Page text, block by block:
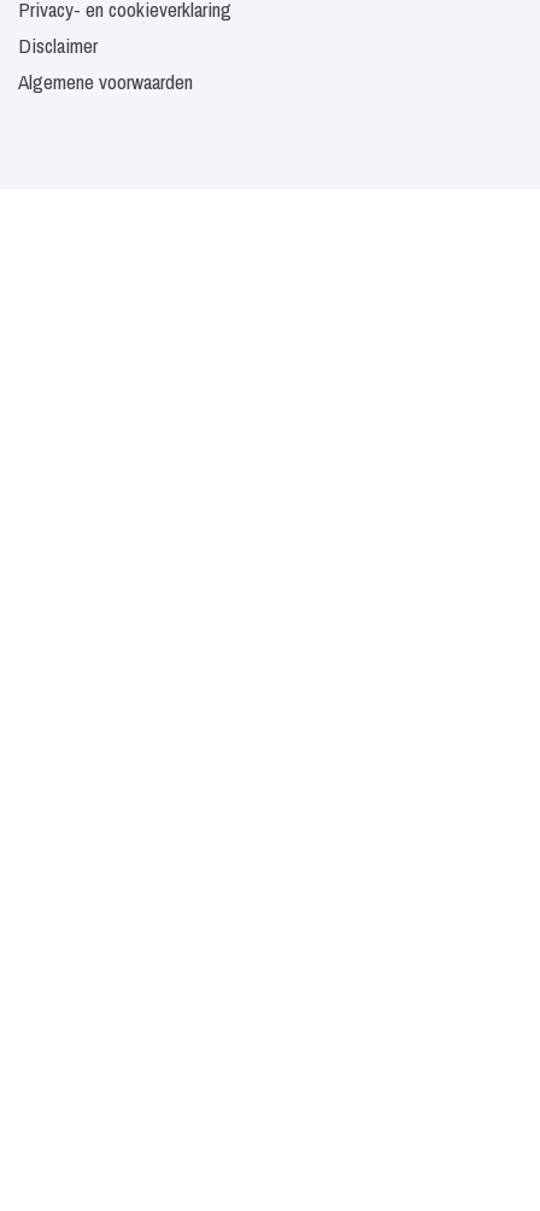
Privacy- en cookieverklaring
Disclaimer
Algemene voorwaarden